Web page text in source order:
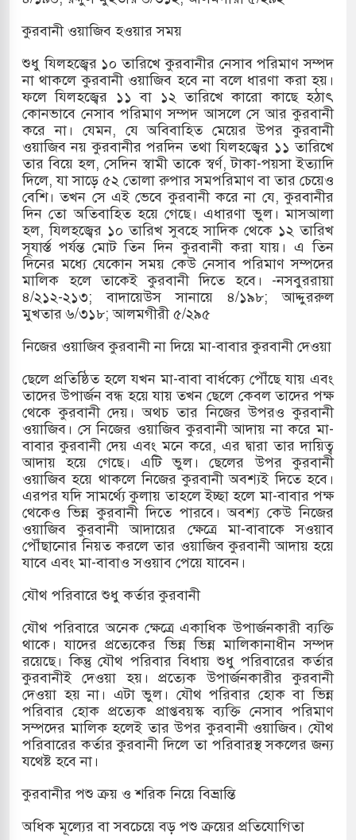
কুরবানী ওয়াজিব হওয়ার সময়
শুধু যিলহজ্বের ১০ তারিখে কুরবানীর নেসাব পরিমাণ সম্পদ
না থাকলে কুরবানী ওয়াজিব হবে না বলে ধারণা করা হয়।
ফলে যিলহজ্বের ১১ বা ১২ তারিখে কারো কাছে হঠাৎ
কোনভাবে নেসাব পরিমাণ সম্পদ আসলে সে আর কুরবানী
করে না। যেমন, যে অবিবাহিত মেয়ের উপর কুরবানী
ওয়াজিব নয় কুরবানীর পরদিন তথা যিলহজ্বের ১১ তারিখে
তার বিয়ে হল, সেদিন স্বামী তাকে স্বর্ণ, টাকা-পয়সা ইত্যাদি
দিলে, যা সাড়ে ৫২ তোলা রুপার সমপরিমাণ বা তার চেয়েও
বেশি। তখন সে এই ভেবে কুরবানী করে না যে, কুরবানীর
দিন তো অতিবাহিত হয়ে গেছে। এধারণা ভুল। মাসআলা
হল, যিলহজ্বের ১০ তারিখ সুবহে সাদিক থেকে ১২ তারিখ
সূযার্স্ত পর্যন্ত মোট তিন দিন কুরবানী করা যায়। এ তিন
দিনের মধ্যে যেকোন সময় কেউ নেসাব পরিমাণ সম্পদের
মালিক হলে তাকেই কুরবানী দিতে হবে। -নসবুররায়া
৪/২১২-২১৩; বাদায়েউস সানায়ে ৪/১৯৮; আদ্দুররুল
মুখতার ৬/৩১৮; আলমগীরী ৫/২৯৫
নিজের ওয়াজিব কুরবানী না দিয়ে মা-বাবার কুরবানী দেওয়া
ছেলে প্রতিষ্ঠিত হলে যখন মা-বাবা বার্ধক্যে পৌঁছে যায় এবং
তাদের উপার্জন বন্ধ হয়ে যায় তখন ছেলে কেবল তাদের পক্ষ
থেকে কুরবানী দেয়। অথচ তার নিজের উপরও কুরবানী
ওয়াজিব। সে নিজের ওয়াজিব কুরবানী আদায় না করে মা-
বাবার কুরবানী দেয় এবং মনে করে, এর দ্বারা তার দায়িত্ব
আদায় হয়ে গেছে। এটি ভুল। ছেলের উপর কুরবানী
ওয়াজিব হয়ে থাকলে নিজের কুরবানী অবশ্যই দিতে হবে।
এরপর যদি সামর্থ্যে কুলায় তাহলে ইচ্ছা হলে মা-বাবার পক্ষ
থেকেও ভিন্ন কুরবানী দিতে পারবে। অবশ্য কেউ নিজের
ওয়াজিব কুরবানী আদায়ের ক্ষেত্রে মা-বাবাকে সওয়াব
পৌঁছানোর নিয়ত করলে তার ওয়াজিব কুরবানী আদায় হয়ে
যাবে এবং মা-বাবাও সওয়াব পেয়ে যাবেন।
যৌথ পরিবারে শুধু কর্তার কুরবানী
যৌথ পরিবারে অনেক ক্ষেত্রে একাধিক উপার্জনকারী ব্যক্তি
থাকে। যাদের প্রত্যেকের ভিন্ন ভিন্ন মালিকানাধীন সম্পদ
রয়েছে। কিন্তু যৌথ পরিবার বিধায় শুধু পরিবারের কর্তার
কুরবানীই দেওয়া হয়। প্রত্যেক উপার্জনকারীর কুরবানী
দেওয়া হয় না। এটা ভুল। যৌথ পরিবার হোক বা ভিন্ন
পরিবার হোক প্রত্যেক প্রাপ্তবয়স্ক ব্যক্তি নেসাব পরিমাণ
সম্পদের মালিক হলেই তার উপর কুরবানী ওয়াজিব। যৌথ
পরিবারের কর্তার কুরবানী দিলে তা পরিবারস্থ সকলের জন্য
যথেষ্ট হবে না।
কুরবানীর পশু ক্রয় ও শরিক নিয়ে বিভ্রান্তি
অধিক মূল্যের বা সবচেয়ে বড় পশু ক্রয়ের প্রতিযোগিতা